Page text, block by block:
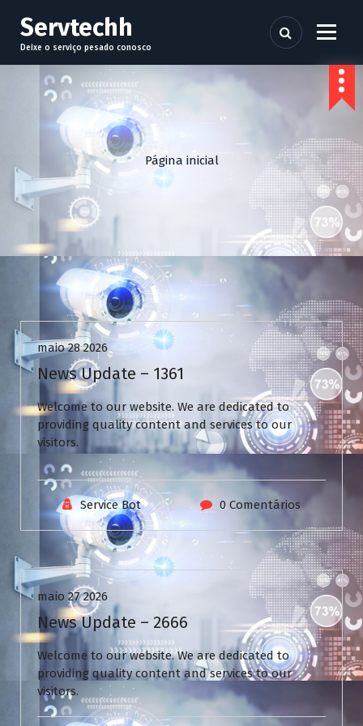
a
e
Servtechh
Deixe o serviço pesado conosco
Página inicial
Uncategorized
maio 28 2026
News Update – 1361
Welcome to our website. We are dedicated to
providing quality content and services to our
visitors.
Service Bot 0 Comentários
Uncategorized
maio 27 2026
News Update – 2666
Welcome to our website. We are dedicated to
providing quality content and services to our
visitors.
V